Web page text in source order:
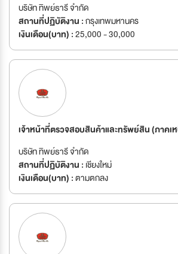
บริษัท ทิพย์ธารี จำกัด
สถานที่ปฏิบัติงาน :กรุงเทพมหานคร
เงินเดือน(บาท) :25,000 - 30,000
เจ้าหน้าที่ตรวจสอบสินค้าและทรัพย์สิน (ภาคเ
บริษัท ทิพย์ธารี จำกัด
สถานที่ปฏิบัติงาน : เชียงใหม่
เงินเดือน(บาท) :ตามตกลง